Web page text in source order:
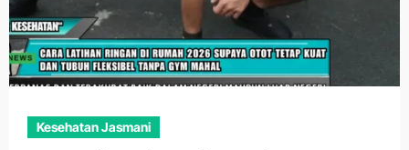
Kesehatan Jasmani